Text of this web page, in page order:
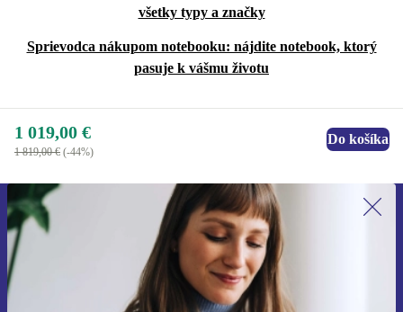
všetky typy a značky
Sprievodca nákupom notebooku: nájdite notebook, ktorý
pasuje k vášmu životu
1 019,00 €
1 819,00 € (-44%)
Do košíka
Prihláste sa prvýkrát na newsletter!
Už nikdy nezmeškajte ponuku.